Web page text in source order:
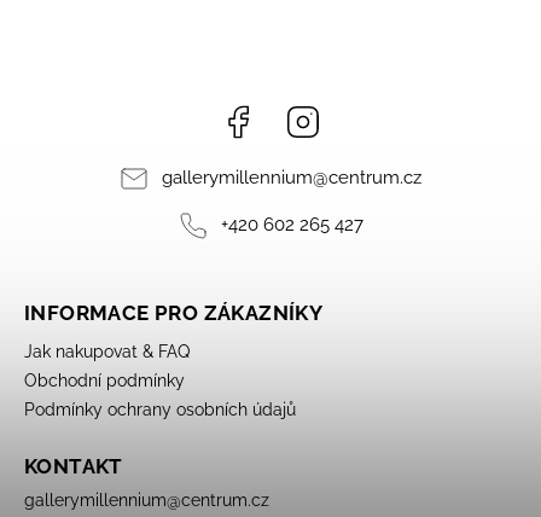
Facebook
gallerymillennium@centrum.cz
+420 602 265 427
INFORMACE PRO ZÁKAZNÍKY
Jak nakupovat & FAQ
Obchodní podmínky
Podmínky ochrany osobních údajů
KONTAKT
gallerymillennium@centrum.cz